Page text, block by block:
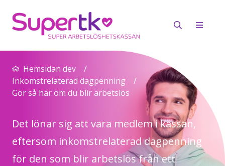
Hemsidan dev
/
Inkomstrelaterad dagpenning
/
Gör så här om du blir arbetslös
Det lönar sig att vara medlem i kassan,
eftersom inkomstrelaterad dagpenning
för den som blir arbetslös från ett